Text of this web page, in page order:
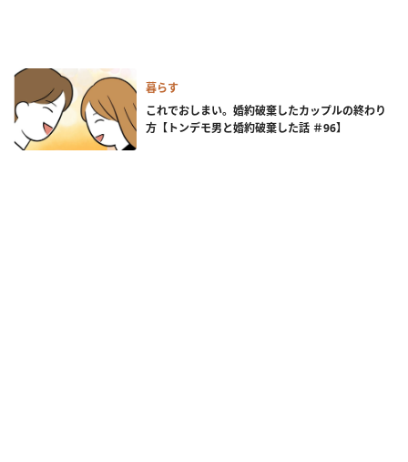
暮らす
これでおしまい。婚約破棄したカップルの終わり
方【トンデモ男と婚約破棄した話 ＃96】